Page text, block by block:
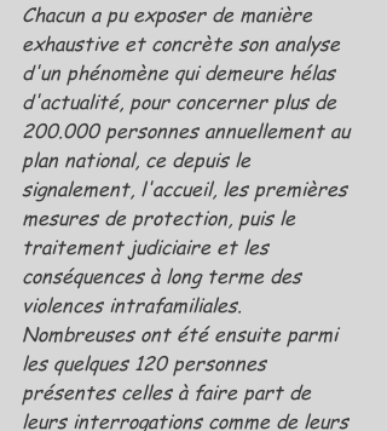
Chacun a pu exposer de manière
exhaustive et concrète son analyse
d'un phénomène qui demeure hélas
d'actualité, pour concerner plus de
200.000 personnes annuellement au
plan national, ce depuis le
signalement, l'accueil, les premières
mesures de protection, puis le
traitement judiciaire et les
conséquences à long terme des
violences intrafamiliales.
Nombreuses ont été ensuite parmi
les quelques 120 personnes
présentes celles à faire part de
leurs interrogations comme de leurs